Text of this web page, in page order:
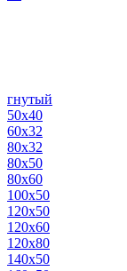
гнутый
50х40
60х32
80х32
80х50
80х60
100х50
120х50
120х60
120х80
140х50